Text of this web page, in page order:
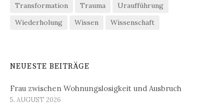
Transformation
Trauma
Uraufführung
Wiederholung
Wissen Wissenschaft
NEUESTE BEITRÄGE
Frau zwischen Wohnungslosigkeit und Ausbruch
5. AUGUST 2026